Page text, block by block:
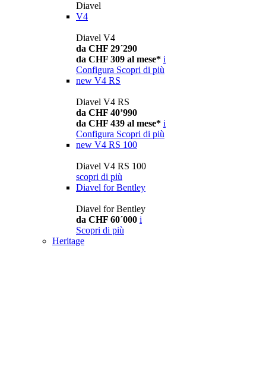
Diavel
V4
Diavel V4
da CHF 29´290
da CHF 309 al mese* i
Configura Scopri di più
new V4 RS
Diavel V4 RS
da CHF 40’990
da CHF 439 al mese* i
Configura Scopri di più
new V4 RS 100
Diavel V4 RS 100
scopri di più
Diavel for Bentley
Diavel for Bentley
da CHF 60´000 i
Scopri di più
Heritage